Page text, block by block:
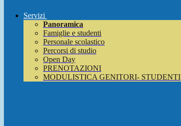
Servizi
Panoramica
Famiglie e studenti
Personale scolastico
Percorsi di studio
Open Day
PRENOTAZIONI
MODULISTICA GENITORI- STUDENTI